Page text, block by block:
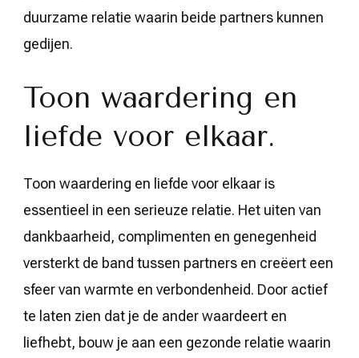
duurzame relatie waarin beide partners kunnen
gedijen.
Toon waardering en
liefde voor elkaar.
Toon waardering en liefde voor elkaar is
essentieel in een serieuze relatie. Het uiten van
dankbaarheid, complimenten en genegenheid
versterkt de band tussen partners en creëert een
sfeer van warmte en verbondenheid. Door actief
te laten zien dat je de ander waardeert en
liefhebt, bouw je aan een gezonde relatie waarin